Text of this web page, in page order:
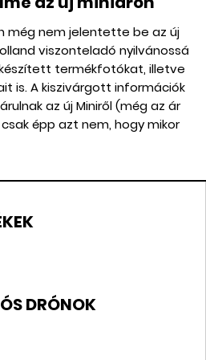
még nem jelentette be az új
viszonteladó nyilvánossá
termékfotókat, illetve
is. A kiszivárgott információk
az új Miniről (még az ár
épp azt nem, hogy mikor
DRÓNOK